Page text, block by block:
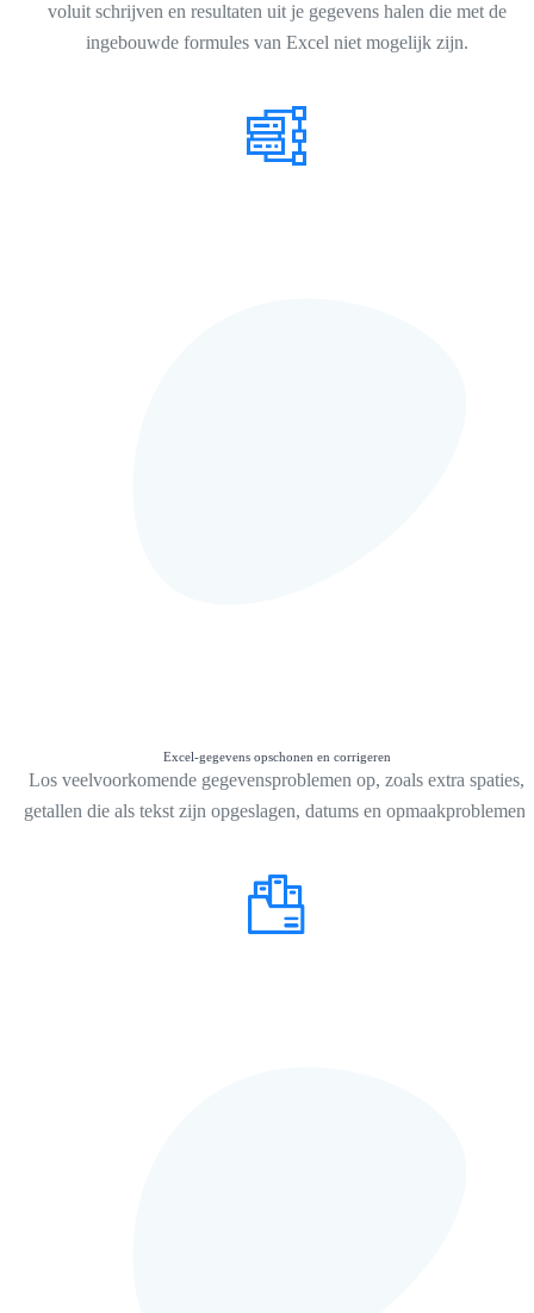
voluit schrijven en resultaten uit je gegevens halen die met de
ingebouwde formules van Excel niet mogelijk zijn.
Excel-gegevens opschonen en corrigeren
Los veelvoorkomende gegevensproblemen op, zoals extra spaties,
getallen die als tekst zijn opgeslagen, datums en opmaakproblemen.